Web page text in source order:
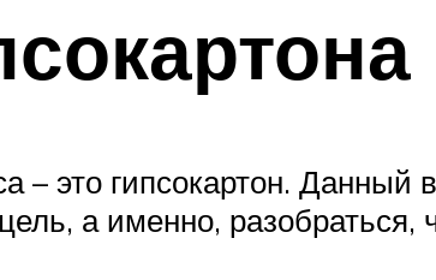
– это гипсокартон. Данный
а именно, разобраться,